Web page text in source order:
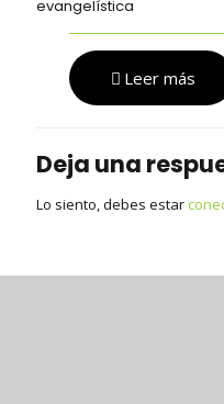
evangelística
Leer más
Deja una
Lo siento, debes estar